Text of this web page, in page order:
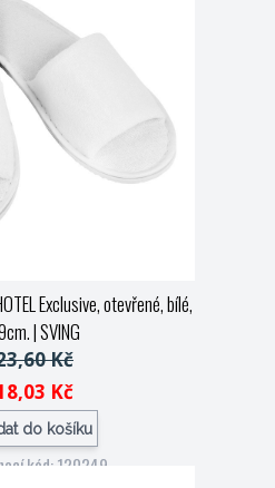
Exclusive, otevřené, bílé,
| SVING
Kč
Kč
do košíku
kód: 120249